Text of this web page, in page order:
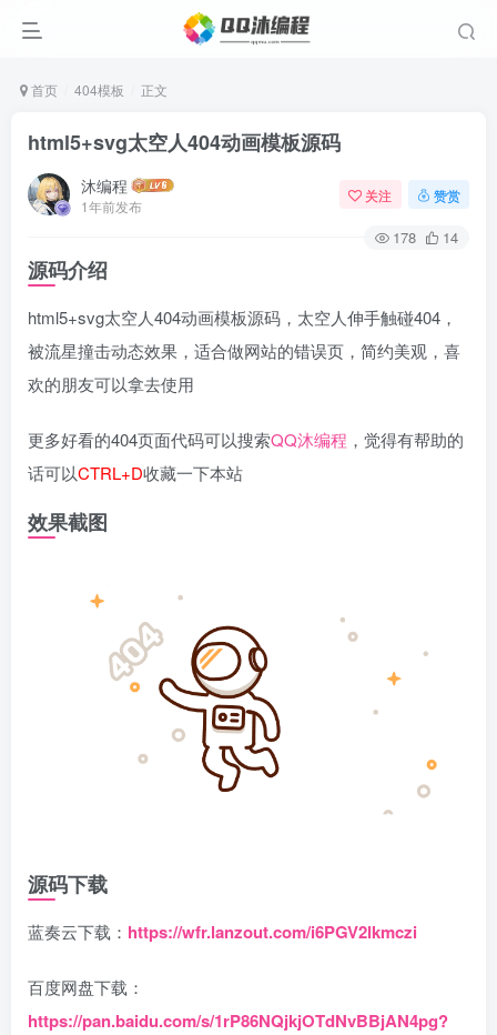
首页 404模板 正文
html5+svg太空人404动画模板源码
沐编程
1年前发布
关注 赞赏
178 14
源码介绍
html5+svg太空人404动画模板源码，太空人伸手触碰404，
被流星撞击动态效果，适合做网站的错误页，简约美观，喜
欢的朋友可以拿去使用
更多好看的404页面代码可以搜索QQ沐编程 ，觉得有帮助的
话可以CTRL+D收藏一下本站
效果截图
源码下载
蓝奏云下载： https://wfr.lanzout.com/i6PGV2lkmczi
百度网盘下载：
https://pan.baidu.com/s/1rP86NQjkjOTdNvBBjAN4pg?